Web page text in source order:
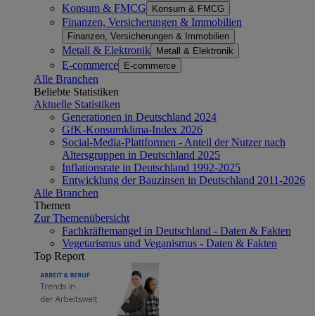
Konsum & FMCG Konsum & FMCG
Finanzen, Versicherungen & Immobilien
Finanzen, Versicherungen & Immobilien
Metall & Elektronik Metall & Elektronik
E-commerce E-commerce
Alle Branchen
Beliebte Statistiken
Aktuelle Statistiken
Generationen in Deutschland 2024
GfK-Konsumklima-Index 2026
Social-Media-Plattformen - Anteil der Nutzer nach
Altersgruppen in Deutschland 2025
Inflationsrate in Deutschland 1992-2025
Entwicklung der Bauzinsen in Deutschland 2011-2026
Alle Branchen
Themen
Zur Themenübersicht
Fachkräftemangel in Deutschland - Daten & Fakten
Vegetarismus und Veganismus - Daten & Fakten
Top Report